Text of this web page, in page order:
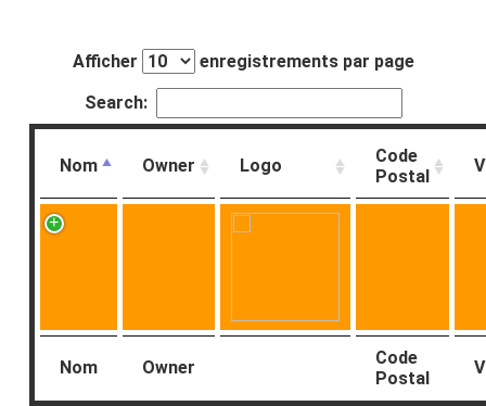
Afficher
enregistrements par page
Search:
Nom Owner Logo
Code
Postal
Nom Owner
Code
Postal